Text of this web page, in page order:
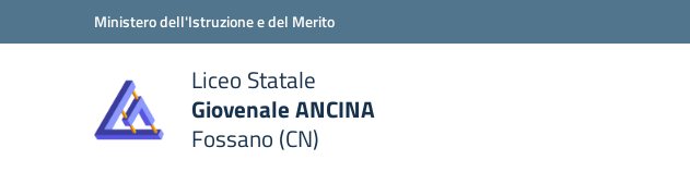
Vai ai contenuti
Vai al menu di navigazioneMinistero dell'Istruzione e del Merito
scuola
Liceo Statale
Giovenale ANCINA
Fossano (CN)